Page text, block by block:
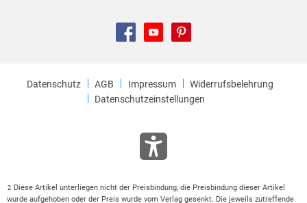
Datenschutz AGB Impressum
Widerrufsbelehrung
Datenschutzeinstellungen
2
Diese Artikel unterliegen nicht der Preisbindung, die Preisbindung dieser Artikel
wurde aufgehoben oder der Preis wurde vom Verlag gesenkt. Die jeweils zutreffende